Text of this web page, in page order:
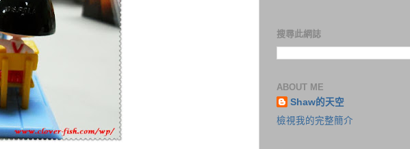
搜尋此網誌
ABOUT ME
Shaw的天空
檢視我的完整簡介